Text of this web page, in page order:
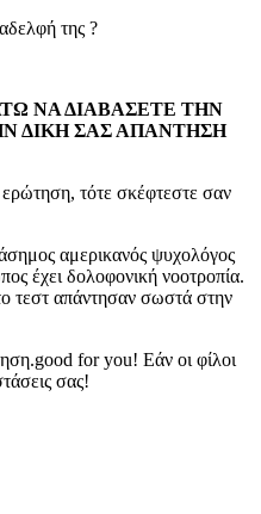
της ?
ΝΑ ΔΙΑΒΑΣΕΤΕ ΤΗΝ
ΔΙΚΗ ΣΑΣ ΑΠΑΝΤΗΣΗ
τότε σκέφτεστε σαν
αμερικανός ψυχολόγος
έχει δολοφονική νοοτροπία.
τεστ απάντησαν σωστά στην
for you! Εάν οι φίλοι
σας!